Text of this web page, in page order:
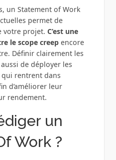
un Statement of Work
permet de
votre projet. C’est une
le scope creep encore
Définir clairement les
de déployer les
rentrent dans
d’améliorer leur
rendement.
un
Work ?